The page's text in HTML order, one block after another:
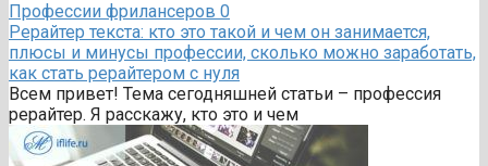
Профессии фрилансеров 0
Рерайтер текста: кто это такой и чем он занимается,
плюсы и минусы профессии, сколько можно заработать,
как стать рерайтером с нуля
Всем привет! Тема сегодняшней статьи – профессия
рерайтер. Я расскажу, кто это и чем